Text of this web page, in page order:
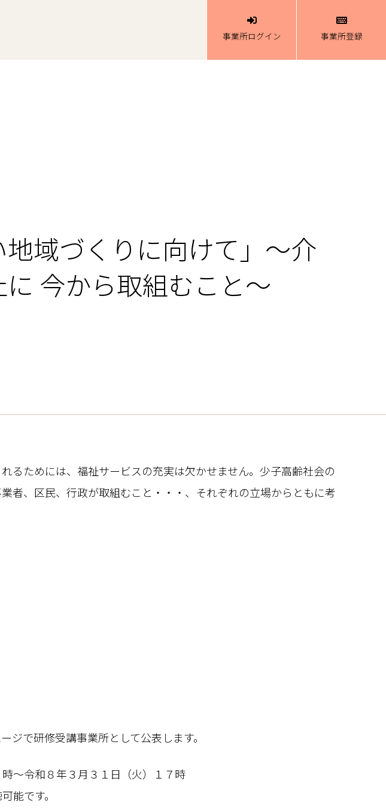
事業所ログイン 事業所登録
地域づくりに向けて」～介
今から取組むこと～
るためには、福祉サービスの充実は欠かせません。少子高齢社会の
者、区民、行政が取組むこと・・・、それぞれの立場からともに考
研修受講事業所として公表します。
～令和８年３月３１日（火）１７時
能です。